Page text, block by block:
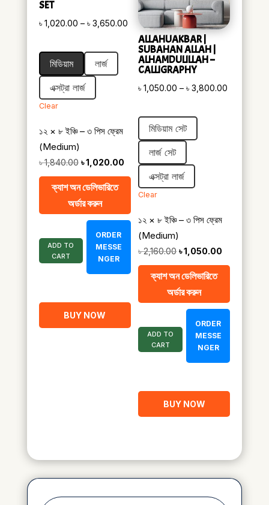
SET
৳ 1,020.00 – ৳ 3,650.00Price
range:
৳ 1,020.00
through
৳ 3,650.00
মিডিয়াম
লার্জ
এক্সট্রা লার্জ
Clear
১২ × ৮ ইঞ্চি – ৩ পিস ফ্রেম
(Medium)
৳1,840.00 Original
price
was:
৳ 1,840.00.
৳1,020.00Current
price
ক্যাশ অন ডেলিভারিতে
অর্ডার করুন
ADD TO
CART
ORDER
MESSE
NGER
BUY NOW
ALLAHUAKBAR |
SUBAHAN ALLAH |
ALHAMDULILLAH –
CALLIGRAPHY
৳1,050.00 – ৳3,800.00
মিডিয়াম সেট
লার্জ সেট
এক্সট্রা লার্জ
Clear
১২ × ৮ ইঞ্চি – ৩ পিস ফ্রেম
(Medium)
৳2,160.00 Original
price
was:
৳ 2,160.00.
৳1,050.00
price
ক্যাশ অন ডেলিভারিতে
অর্ডার করুন
ADD TO
CART
ORDER
MESSE
NGER
BUY NOW